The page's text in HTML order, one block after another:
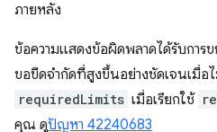
ภายหลัง
ข้อความแสดงข้อผิดพลาดได้รับกา
ขอขีดจำกัดที่สูงขึ้นอย่างชัดเจนเมื่อ
requiredLimits เมื่อเรียกใช้
คุณ ดูปัญหา 42240683